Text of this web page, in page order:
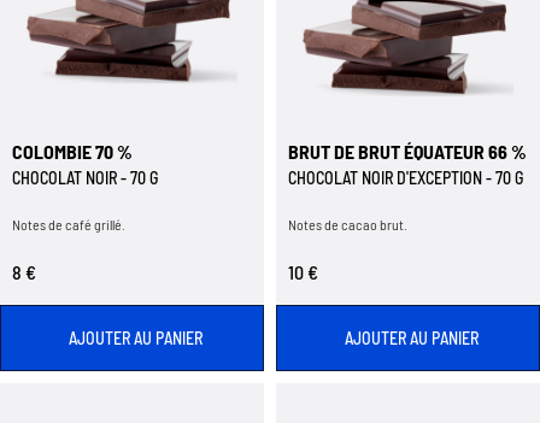
COLOMBIE 70 %
CHOCOLAT NOIR - 70 G
Notes de café grillé.
8 €
AJOUTER AU PANIER
BRUT DE BRUT ÉQUATEUR 66 %
CHOCOLAT NOIR D'EXCEPTION - 70 G
Notes de cacao brut.
10 €
AJOUTER AU PANIER